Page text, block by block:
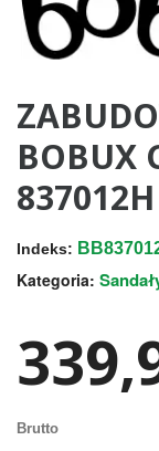
BOBUX
837012H
Indeks:
Kategoria:
Brutto